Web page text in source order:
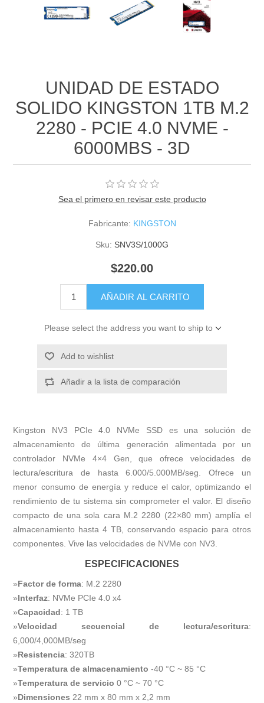
UNIDAD DE ESTADO
SOLIDO KINGSTON 1TB M.2
2280 - PCIE 4.0 NVME -
6000MBS - 3D
Sea el primero en revisar este producto
Fabricante: KINGSTON
Sku: SNV3S/1000G
$220.00
AÑADIR AL CARRITO
Please select the address you want to ship to
Add to wishlist
Añadir a la lista de comparación
Kingston NV3 PCIe 4.0 NVMe SSD es una solución de
almacenamiento de última generación alimentada por un
controlador NVMe 4×4 Gen, que ofrece velocidades de
lectura/escritura de hasta 6.000/5.000MB/seg. Ofrece un
menor consumo de energía y reduce el calor, optimizando el
rendimiento de tu sistema sin comprometer el valor. El diseño
compacto de una sola cara M.2 2280 (22×80 mm) amplía el
almacenamiento hasta 4 TB, conservando espacio para otros
componentes. Vive las velocidades de NVMe con NV3.
ESPECIFICACIONES
»Factor de forma: M.2 2280
»Interfaz: NVMe PCIe 4.0 x4
»Capacidad: 1 TB
»Velocidad secuencial de lectura/escritura:
6,000/4,000MB/seg
»Resistencia: 320TB
»Temperatura de almacenamiento -40 °C ~ 85 °C
»Temperatura de servicio 0 °C ~ 70 °C
»Dimensiones 22 mm x 80 mm x 2,2 mm